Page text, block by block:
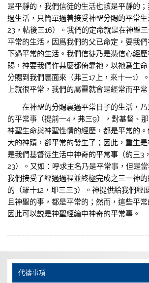
是平靜的，我們信徒的生活也該是平靜的
過生活，只簡單過着接受神聖分賜的平常
23，帖後三16）。我們的定命就是在神聖
平常的生活，因爲我們的父已命定，要我
下過平常的生活。我們信徒乃是憑信心經
賜，神要我們作甚麼都倚靠祂，以祂爲生
分賜到我們裏面來（弗三17上，來十一1）
上就很平常，我們的屬靈就會是經常而平常
在神聖的分賜裏過平常日子的生活，乃
的平常事（提前一4，弗三9），對基督、
神聖生命與神聖性情的經歷，都是平常的
大的神蹟，卻平常的發生了；因此，重生是
是我們基督徒生活中神奇的平常事（約三3
23）。又如：呼求主名乃是平常事，但是當
我們接受了經過過程並終極完成之三一神
的（羅十12，耶三三3）。神提供給我們經
且神聖的事，都是平常的；然而，這些平常
因此可以説是神聖經綸中神奇的平常事。
代禱事項